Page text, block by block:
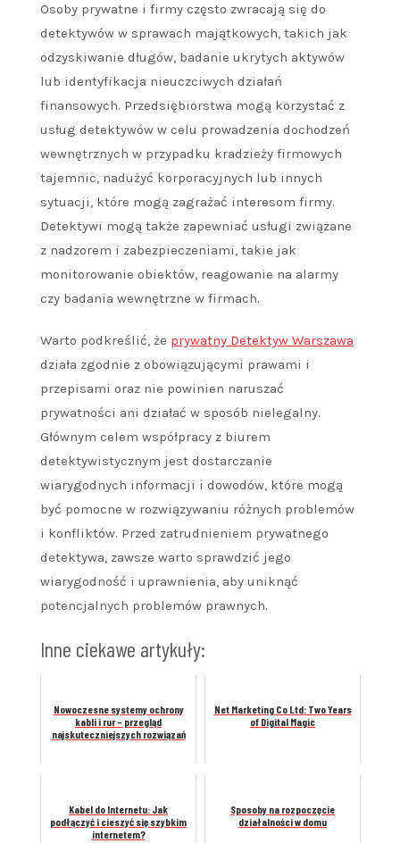
Osoby prywatne i firmy często zwracają się do
detektywów w sprawach majątkowych, takich jak
odzyskiwanie długów, badanie ukrytych aktywów
lub identyfikacja nieuczciwych działań
finansowych. Przedsiębiorstwa mogą korzystać z
usług detektywów w celu prowadzenia dochodzeń
wewnętrznych w przypadku kradzieży firmowych
tajemnic, nadużyć korporacyjnych lub innych
sytuacji, które mogą zagrażać interesom firmy.
Detektywi mogą także zapewniać usługi związane
z nadzorem i zabezpieczeniami, takie jak
monitorowanie obiektów, reagowanie na alarmy
czy badania wewnętrzne w firmach.
Warto podkreślić, że prywatny Detektyw Warszawa
działa zgodnie z obowiązującymi prawami i
przepisami oraz nie powinien naruszać
prywatności ani działać w sposób nielegalny.
Głównym celem współpracy z biurem
detektywistycznym jest dostarczanie
wiarygodnych informacji i dowodów, które mogą
być pomocne w rozwiązywaniu różnych problemów
i konfliktów. Przed zatrudnieniem prywatnego
detektywa, zawsze warto sprawdzić jego
wiarygodność i uprawnienia, aby uniknąć
potencjalnych problemów prawnych.
Inne ciekawe artykuły:
Nowoczesne systemy ochrony
kabli i rur – przegląd
najskuteczniejszych rozwiązań
Net Marketing Co Ltd: Two Years
of Digital Magic
Kabel do Internetu: Jak
podłączyć i cieszyć się szybkim
internetem?
Sposoby na rozpoczęcie
działalności w domu